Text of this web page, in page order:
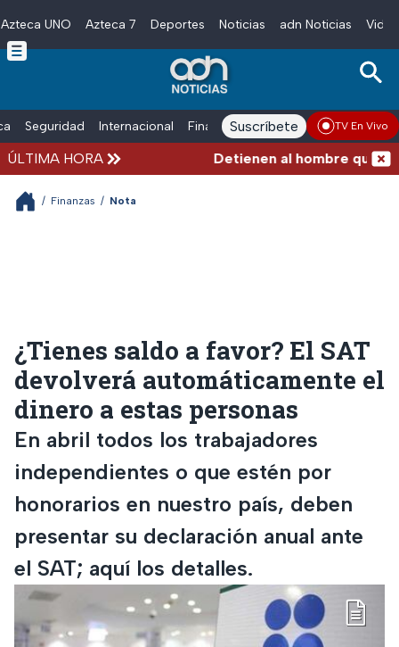
Skip to main content
Azteca UNO Azteca 7 Deportes Noticias adn Noticias
Seguridad Internacional Finanzas adn Noticias Radio
Suscríbete TV En Vivo
ÚLTIMA HORA Detienen al hombre que
/ Finanzas / Nota
¿Tienes saldo a favor? El SAT
devolverá automáticamente el
dinero a estas personas
En abril todos los trabajadores
independientes o que estén por
honorarios en nuestro país, deben
presentar su declaración anual ante
el SAT; aquí los detalles.